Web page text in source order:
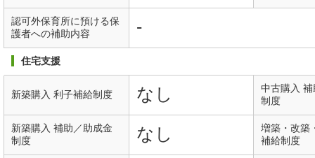
認可外保育所に預ける保
護者への補助内容
-
住宅支援
新築購入 利子補給制度 なし
中古購入
制度
新築購入 補助／助成金
制度
なし
増築・改築
補給制度